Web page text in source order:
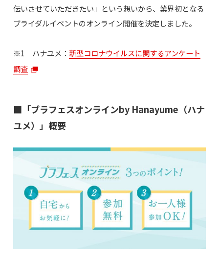
伝いさせていただきたい」という想いから、業界初となる
ブライダルイベントのオンライン開催を決定しました。
※1 ハナユメ： 新型コロナウイルスに関するアンケート
調査
■「ブラフェスオンラインby Hanayume（ハナ
ユメ）」概要